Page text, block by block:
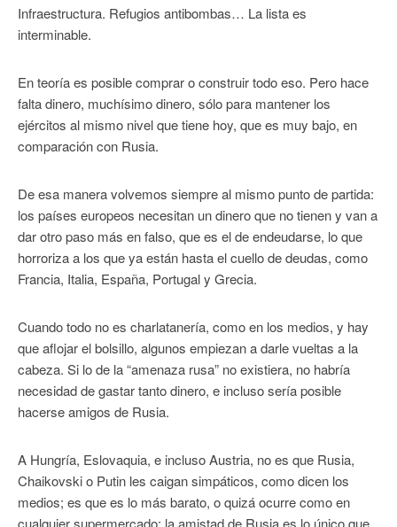
Infraestructura. Refugios antibombas… La lista es
interminable.
En teoría es posible comprar o construir todo eso. Pero hace
falta dinero, muchísimo dinero, sólo para mantener los
ejércitos al mismo nivel que tiene hoy, que es muy bajo, en
comparación con Rusia.
De esa manera volvemos siempre al mismo punto de partida:
los países europeos necesitan un dinero que no tienen y van a
dar otro paso más en falso, que es el de endeudarse, lo que
horroriza a los que ya están hasta el cuello de deudas, como
Francia, Italia, España, Portugal y Grecia.
Cuando todo no es charlatanería, como en los medios, y hay
que aflojar el bolsillo, algunos empiezan a darle vueltas a la
cabeza. Si lo de la “amenaza rusa” no existiera, no habría
necesidad de gastar tanto dinero, e incluso sería posible
hacerse amigos de Rusia.
A Hungría, Eslovaquia, e incluso Austria, no es que Rusia,
Chaikovski o Putin les caigan simpáticos, como dicen los
medios; es que es lo más barato, o quizá ocurre como en
cualquier supermercado: la amistad de Rusia es lo único que